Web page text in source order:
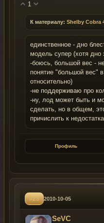
1
К материалу: Shelby Cobra
единственное - дно
модель супер (хотя дно
-боюсь, большой вес -
понятие "большой вес"
относительно)
-не поддерживаю про
-ну, лод может быть и
сделать, но в общем,
причислить к
Профиль
#23 2010-10-05
SeVC